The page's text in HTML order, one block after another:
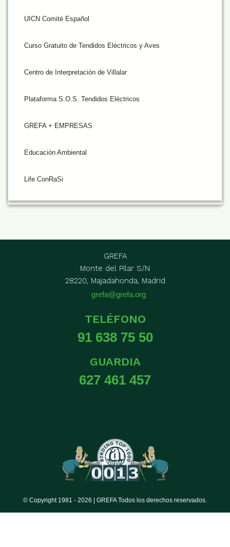
UICN Comité Español
Curso Gratuito de Tendidos Eléctricos y Aves
Centro de Interpretación de Villalar
Plataforma S.O.S. Tendidos Eléctricos
GREFA + EMPRESAS
Educación Ambiental
Life ConRaSi
GREFA
Monte del Pilar S/N
28220, Majadahonda, Madrid
grefa@grefa.org
TELÉFONO
91 638 75 50
GUARDIA
627 461 457
© Copyright 1981 - 2026 | GREFA Todos los derechos reservados.